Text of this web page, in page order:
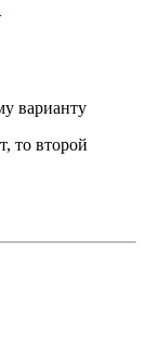
варианту
то второй